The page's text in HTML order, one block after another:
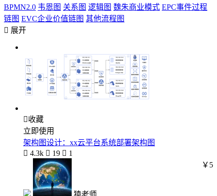
BPMN2.0 韦恩图 关系图 逻辑图 魏朱商业模式 EPC事件过程
链图 EVC企业价值链图 其他流程图
 展开
收藏
立即使用
架构图设计：xx云平台系统部署架构图
 4.3k  19  1
猿老师
￥5